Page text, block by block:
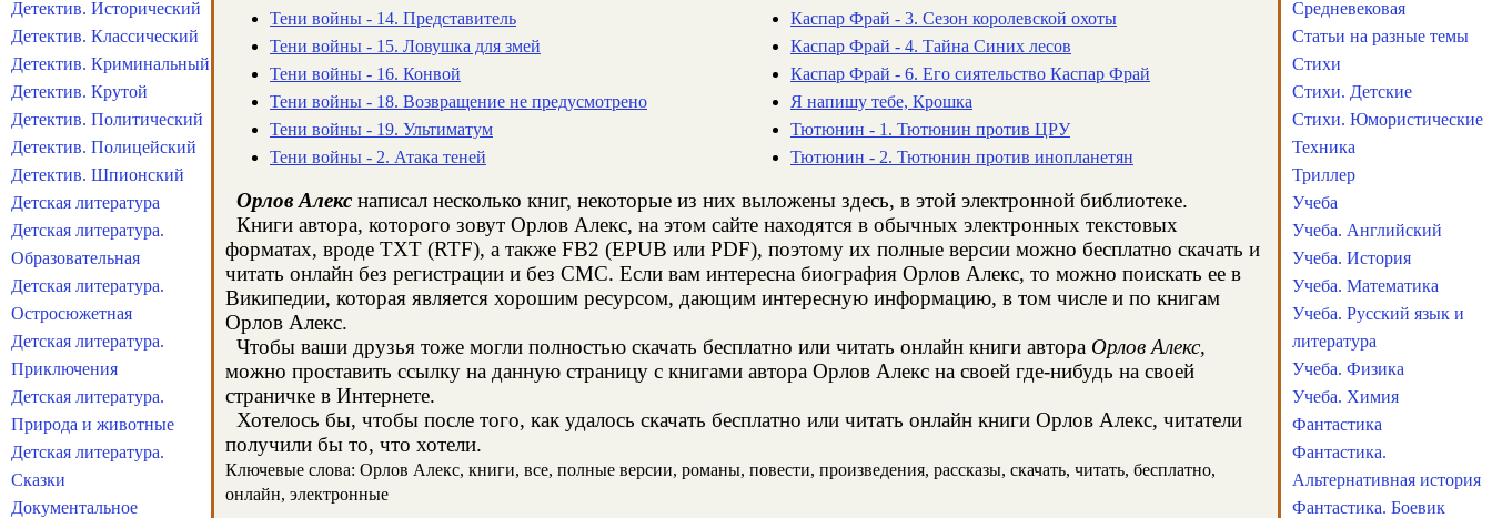
Тени войны - 14. Представитель
Тени войны - 15. Ловушка для змей
Тени войны - 16. Конвой
Тени войны - 18. Возвращение не предусмотрено
Тени войны - 19. Ультиматум
Тени войны - 2. Атака теней
Каспар Фрай - 3. Сезон королевской охоты
Каспар Фрай - 4. Тайна Синих лесов
Каспар Фрай - 6. Его сиятельство Каспар Фрай
Я напишу тебе, Крошка
Тютюнин - 1. Тютюнин против ЦРУ
Тютюнин - 2. Тютюнин против инопланетян
Орлов Алекс написал несколько книг, некоторые из них выложены здесь, в этой электронной библиотеке.
Книги автора, которого зовут Орлов Алекс, на этом сайте находятся в обычных электронных текстовых
форматах, вроде TXT (RTF), а также FB2 (EPUB или PDF), поэтому их полные версии можно бесплатно скачать и
читать онлайн без регистрации и без СМС. Если вам интересна биография Орлов Алекс, то можно поискать ее в
Википедии, которая является хорошим ресурсом, дающим интересную информацию, в том числе и по книгам
Орлов Алекс.
Чтобы ваши друзья тоже могли полностью скачать бесплатно или читать онлайн книги автора Орлов Алекс,
можно проставить ссылку на данную страницу с книгами автора Орлов Алекс на своей где-нибудь на своей
страничке в Интернете.
Хотелось бы, чтобы после того, как удалось скачать бесплатно или читать онлайн книги Орлов Алекс, читатели
получили бы то, что хотели.
Ключевые слова: Орлов Алекс, книги, все, полные версии, романы, повести, произведения, рассказы, скачать, читать, бесплатно,
онлайн, электронные
Детектив. Исторический
Детектив. Классический
Детектив. Криминальный
Детектив. Крутой
Детектив. Политический
Детектив. Полицейский
Детектив. Шпионский
Детская литература
Детская литература.
Образовательная
Детская литература.
Остросюжетная
Детская литература.
Приключения
Детская литература.
Природа и животные
Детская литература.
Сказки
Документальное
Средневековая
Статьи на разные темы
Стихи
Стихи. Детские
Стихи. Юмористические
Техника
Триллер
Учеба
Учеба. Английский
Учеба. История
Учеба. Математика
Учеба. Русский язык и
литература
Учеба. Физика
Учеба. Химия
Фантастика
Фантастика.
Альтернативная история
Фантастика. Боевик